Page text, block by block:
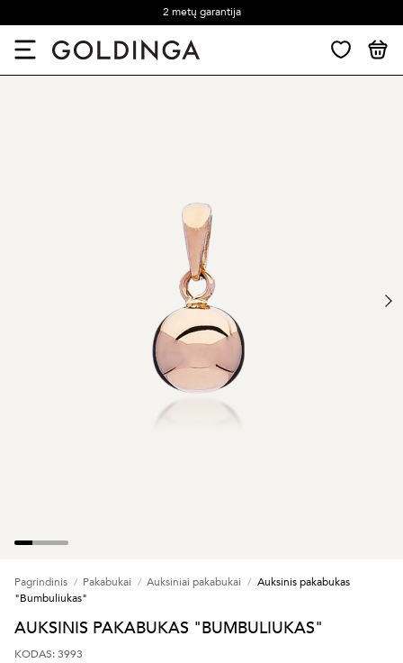
2 metų garantija
Pagrindinis Pakabukai Auksiniai pakabukai
Auksinis pakabukas
"Bumbuliukas"
AUKSINIS PAKABUKAS "BUMBULIUKAS"
KODAS: 3993